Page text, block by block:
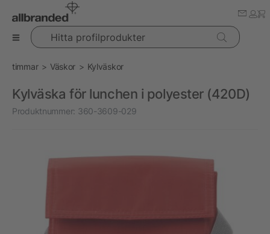
Hitta profilprodukter
timmar Väskor Kylväskor
Kylväska för lunchen i polyester (420D)
Produktnummer: 360-3609-029